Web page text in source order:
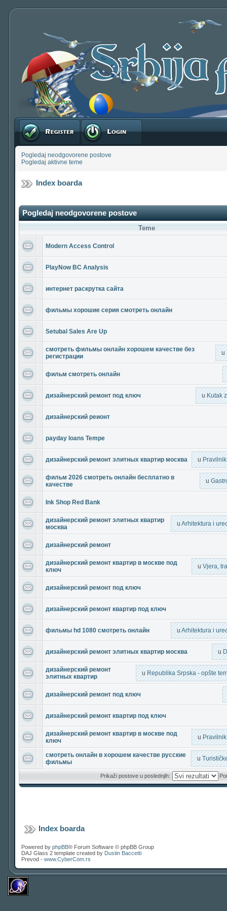
Registruj se Prijavite se
Pogledaj neodgovorene postove
Pogledaj aktivne teme
Index boarda
Pogledaj neodgovorene postove
Teme
Modern Access Control
PlayNow BC Analysis
интернет раскрутка сайта
фильмы хорошие серия смотреть онлайн
Setubal Sales Are Up
смотреть фильмы онлайн хорошем качестве без
регистрации
u
фильм смотреть онлайн
дизайнерский ремонт под ключ uKutak
дизайнерский реионт
payday loans Tempe
дизайнерский ремонт элитных квартир москва u
фильм 2026 смотреть онлайн бесплатно в
качестве
u
Ink Shop Red Bank
дизайнерский ремонт элитных квартир
москва
uArhitektura i
дизайнерский ремонт
дизайнерский ремонт квартир в москве под
ключ
uVjera,
дизайнерский ремонт под ключ
дизайнерский ремонт квартир под ключ
фильмы hd 1080 смотреть онлайн uArhitektura i
дизайнерский ремонт элитных квартир москва u
дизайнерский ремонт
элитных квартир
uRepublika Srpska - opšte
дизайнерский ремонт под ключ
дизайнерский ремонт квартир под ключ
дизайнерский ремонт квартир в москве под
ключ
u
смотреть онлайн в хорошем качестве русские
фильмы
u
Prikaži postove u poslednjih:
Index boarda
Powered by phpBB® Forum Software © phpBB Group
DAJ Glass 2 template created by Dustin Baccetti
Prevod - www.CyberCom.rs